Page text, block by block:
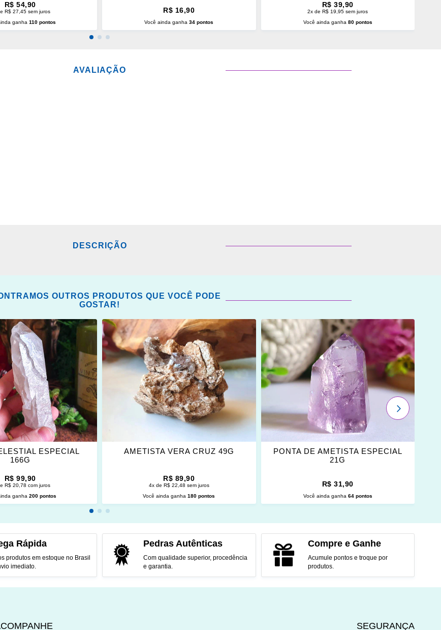
R$ 54,90
R$ 27,45 sem juros
ganha110 pontos
R$ 16,90
Você ainda ganha34 pontos
R$ 39,90
2x de R$ 19,95 sem juros
Você ainda ganha 80 pontos
AVALIAÇÃO
DESCRIÇÃO
OUTROS PRODUTOS QUE VOCÊ PODE
GOSTAR!
ESPECIAL
166G
R$ 99,90
R$ 20,78 com juros
ganha 200 pontos
ADICIONAR
OS
FAVORITOS
AMETISTA VERA CRUZ 49G
R$ 89,90
4x de R$ 22,48 sem juros
Você ainda ganha180 pontos
ADICIONAR
OS
FAVORITOS
PONTA DE AMETISTA ESPECIAL
21G
R$ 31,90
Você ainda ganha 64 pontos
PRÓXIMO
Rápida
produtos em estoque no Brasil
imediato.
Pedras Autênticas
Com qualidade superior, procedência
e garantia.
Compre e Ganhe
Acumule pontos e troque por
produtos.
SEGURANÇA